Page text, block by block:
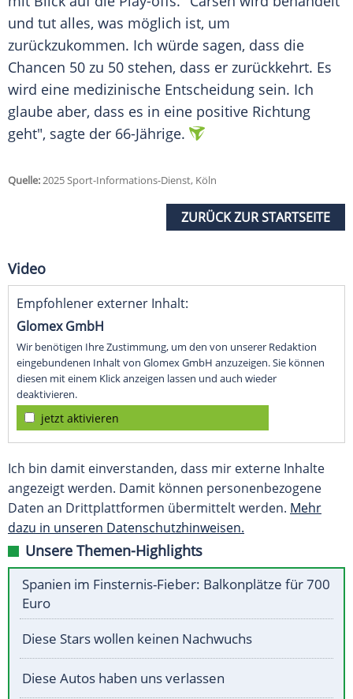
und tut alles, was möglich ist, um
zurückzukommen. Ich würde sagen, dass die
Chancen 50 zu 50 stehen, dass er zurückkehrt. Es
wird eine medizinische Entscheidung sein. Ich
glaube aber, dass es in eine positive Richtung
geht", sagte der 66-Jährige.
Quelle:2025 Sport-Informations-Dienst, Köln
ZURÜCK ZUR STARTSEITE
Video
Empfohlener externer Inhalt:
Glomex GmbH
Wir benötigen Ihre Zustimmung, um den von unserer Redaktion
eingebundenen Inhalt von Glomex GmbH anzuzeigen. Sie können
diesen mit einem Klick anzeigen lassen und auch wieder
deaktivieren.
jetzt aktivieren
Ich bin damit einverstanden, dass mir externe Inhalte
angezeigt werden. Damit können personenbezogene
Daten an Drittplattformen übermittelt werden. Mehr
dazu in unseren Datenschutzhinweisen.
Unsere Themen-Highlights
Spanien im Finsternis-Fieber: Balkonplätze für 700
Euro
Diese Stars wollen keinen Nachwuchs
Diese Autos haben uns verlassen